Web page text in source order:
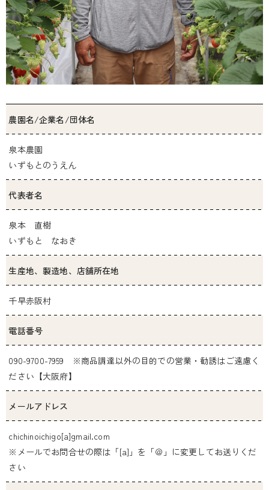
農園名/企業名/団体名
泉本農園
いずもとのうえん
代表者名
泉本 直樹
いずもと なおき
生産地、製造地、店舗所在地
千早赤阪村
電話番号
090-9700-7959 ※商品調達以外の目的での営業・勧誘はご遠慮く
ださい【大阪府】
メールアドレス
chichinoichigo[a]gmail.com
※メールでお問合せの際は「[a]」を「＠」に変更してお送りくだ
さい